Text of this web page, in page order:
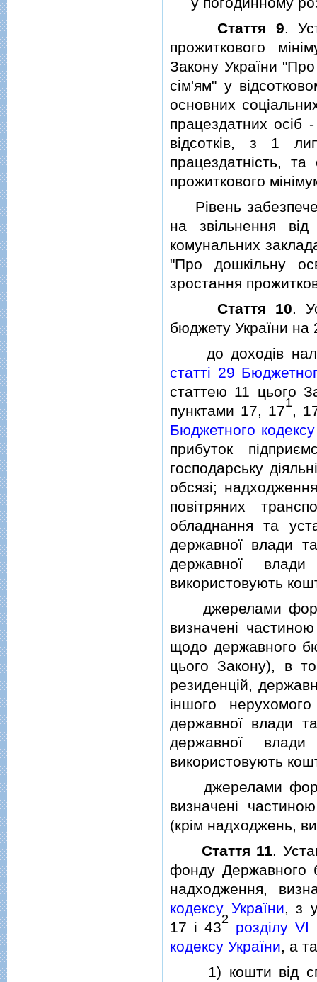
Стаття 9.
прожиткового
Закону України
сiм'ям" у
основних
працездатних осiб
вiдсоткiв, з 1
працездатнiсть,
прожиткового
Рiвень
на звiльнення
комунальних
"Про дошкiльну
зростання
Стаття 10.
бюджету України на
до доходiв
статтi 29
статтею 11 цього
пунктами 17, 171,
Бюджетного кодексу
прибуток
господарську
обсязi;
повiтряних
обладнання та
державної влади
державної
використовують
джерелами
визначенi
щодо державного
цього Закону), в
резиденцiй,
iншого
державної влади
державної
використовують
джерелами
визначенi
(крiм надходжень,
Стаття 11.
фонду Державного
надходження,
кодексу України, з
17 i 432 роздiлу VI
кодексу України, а
1) кошти вiд